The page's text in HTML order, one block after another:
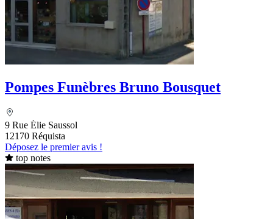
Pompes Funèbres Bruno Bousquet
9 Rue Élie Saussol
12170 Réquista
Déposez le premier avis !
top notes